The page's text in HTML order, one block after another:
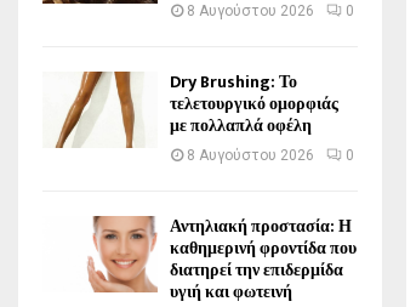
8 Αυγούστου 2026 0
Dry Brushing: Το
τελετουργικό ομορφιάς
με πολλαπλά οφέλη
8 Αυγούστου 2026 0
Αντηλιακή προστασία: Η
καθημερινή φροντίδα που
διατηρεί την επιδερμίδα
υγιή και φωτεινή